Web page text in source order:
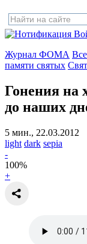
Журнал ФОМА
памяти святых
Гонения на
до наших
5 мин., 22.03.2012
light dark sepia
-
100%
+